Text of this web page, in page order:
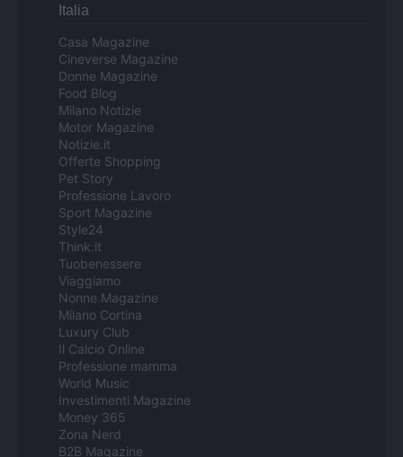
Italia
Casa Magazine
Cineverse Magazine
Donne Magazine
Food Blog
Milano Notizie
Motor Magazine
Notizie.it
Offerte Shopping
Pet Story
Professione Lavoro
Sport Magazine
Style24
Think.it
Tuobenessere
Viaggiamo
Nonne Magazine
Milano Cortina
Luxury Club
Il Calcio Online
Professione mamma
World Music
Investimenti Magazine
Money 365
Zona Nerd
B2B Magazine